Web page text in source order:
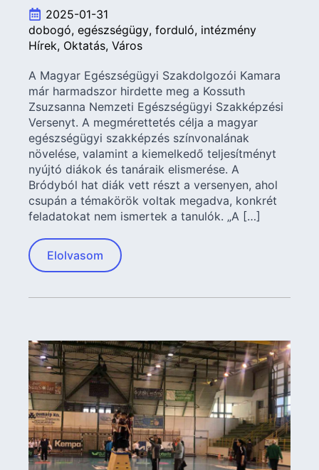
2025-01-31
dobogó egészségügy forduló intézmény
Hírek Oktatás Város
A Magyar Egészségügyi Szakdolgozói Kamara
már harmadszor hirdette meg a Kossuth
Zsuzsanna Nemzeti Egészségügyi Szakképzési
Versenyt. A megmérettetés célja a magyar
egészségügyi szakképzés színvonalának
növelése, valamint a kiemelkedő teljesítményt
nyújtó diákok és tanáraik elismerése. A
Bródyból hat diák vett részt a versenyen, ahol
csupán a témakörök voltak megadva, konkrét
feladatokat nem ismertek a tanulók. „A […]
Elolvasom